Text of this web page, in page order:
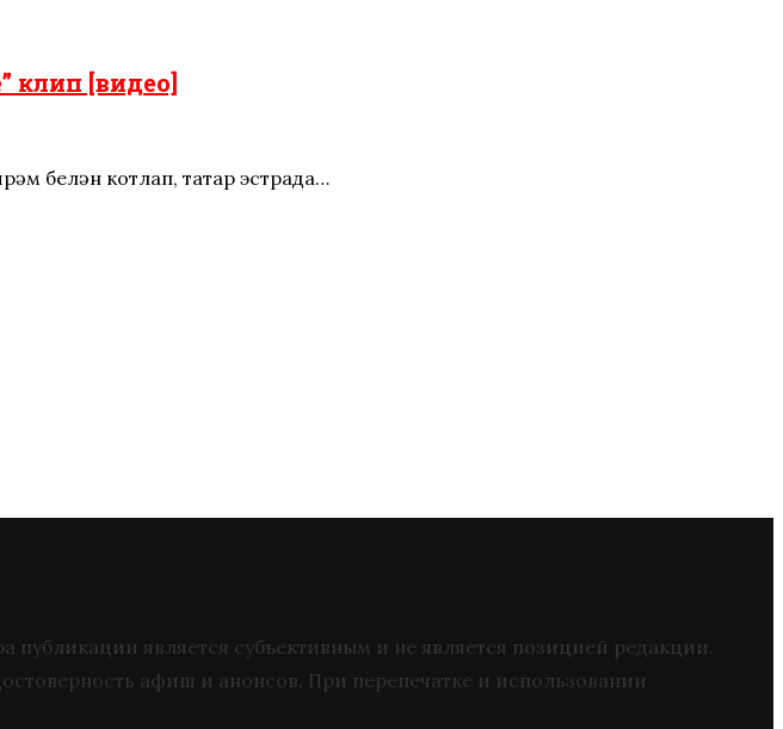
клип [видео]
белән котлап, татар эстрада…
публикации является субъективным и не является позицией редакции.
афиш и анонсов. При перепечатке и использовании